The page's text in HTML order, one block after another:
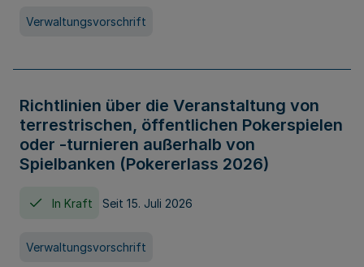
Verwaltungsvorschrift
Richtlinien über die Veranstaltung von
terrestrischen, öffentlichen Pokerspielen
oder -turnieren außerhalb von
Spielbanken (Pokererlass 2026)
In Kraft Seit 15. Juli 2026
Verwaltungsvorschrift